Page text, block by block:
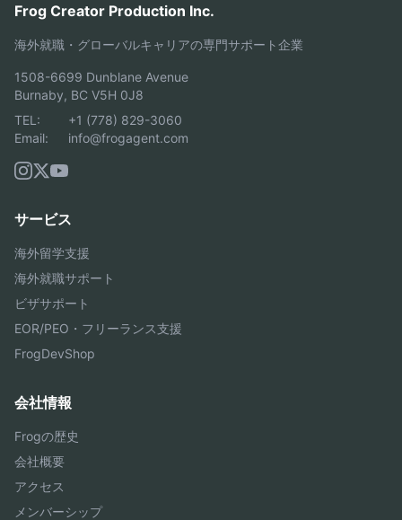
Frog Creator Production Inc.
海外就職・グローバルキャリアの専門サポート企業
1508-6699 Dunblane Avenue
Burnaby, BC V5H 0J8
TEL:
+1 (778) 829-3060
Email:
info@frogagent.com
サービス
海外留学支援
海外就職サポート
ビザサポート
EOR/PEO・フリーランス支援
FrogDevShop
会社情報
Frogの歴史
会社概要
アクセス
メンバーシップ